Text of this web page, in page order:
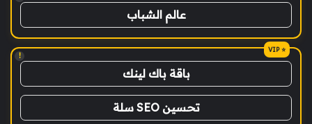
عالم الشباب
!
باقة باك لينك
تحسين SEO سلة